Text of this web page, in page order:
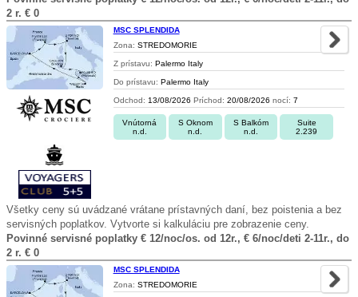
2 r. € 0
MSC SPLENDIDA
Zona: STREDOMORIE
Z prístavu: Palermo Italy
Do prístavu: Palermo Italy
Odchod: 13/08/2026 Príchod: 20/08/2026 nocí: 7
Vnútorná
n.d.
S Oknom
n.d.
S Balkóm
n.d.
Suite
2.239
Všetky ceny sú uvádzané vrátane prístavných daní, bez poistenia a bez
servisných poplatkov. Vytvorte si kalkuláciu pre zobrazenie ceny.
Povinné servisné poplatky € 12/noc/os. od 12r., € 6/noc/deti 2-11r., do
2 r. € 0
MSC SPLENDIDA
Zona: STREDOMORIE